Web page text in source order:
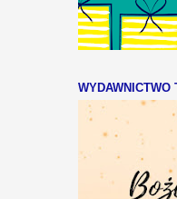
WYDAWNICTWO